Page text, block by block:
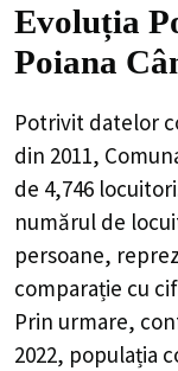
Evoluția
Poiana
Potrivit datelor
din 2011,
de 4,746
numărul de
persoane,
comparație cu
Prin urmare,
2022, populația